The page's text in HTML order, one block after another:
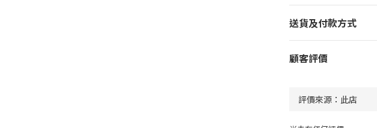
送貨及付款方式
顧客評價